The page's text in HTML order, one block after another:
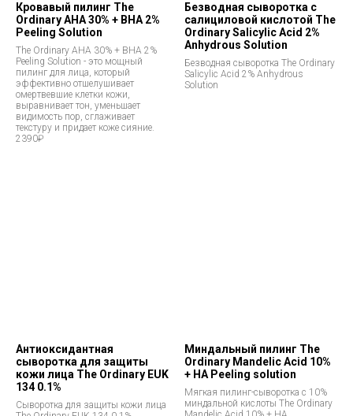
Кровавый пилинг The
Ordinary AHA 30% + BHA 2%
Peeling Solution
The Ordinary AHA 30% + BHA 2%
Peeling Solution - это мощный
пилинг для лица, который
эффективно отшелушивает
омертвевшие клетки кожи,
выравнивает тон, уменьшает
видимость пор, сглаживает
текстуру и придает коже сияние.
2390₽
Безводная сыворотка с
салициловой кислотой The
Ordinary Salicylic Acid 2%
Anhydrous Solution
Безводная сыворотка The Ordinary
Salicylic Acid 2% Anhydrous
Solution
Антиоксидантная
сыворотка для защиты
кожи лица The Ordinary EUK
134 0.1%
Сыворотка для защиты кожи лица
Миндальный пилинг The
Ordinary Mandelic Acid 10%
+ HA Peeling solution
Мягкая пилинг-сыворотка с 10%
миндальной кислоты The Ordinary